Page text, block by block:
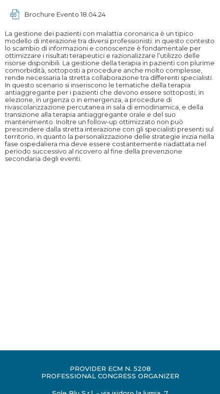
Brochure Evento 18.04.24
La gestione dei pazienti con malattia coronarica è un tipico
modello di interazione tra diversi professionisti: in questo contesto
lo scambio di informazioni e conoscenze è fondamentale per
ottimizzare i risultati terapeutici e razionalizzare l’utilizzo delle
risorse disponibili. La gestione della terapia in pazienti con plurime
comorbidità, sottoposti a procedure anche molto complesse,
rende necessaria la stretta collaborazione tra differenti specialisti.
In questo scenario si inseriscono le tematiche della terapia
antiaggregante per i pazienti che devono essere sottoposti, in
elezione, in urgenza o in emergenza, a procedure di
rivascolarizzazione percutanea in sala di emodinamica, e della
transizione alla terapia antiaggregante orale e del suo
mantenimento. Inoltre un follow-up ottimizzato non può
prescindere dalla stretta interazione con gli specialisti presenti sul
territorio, in quanto la personalizzazione delle strategie inizia nella
fase ospedaliera ma deve essere costantemente riadattata nel
periodo successivo al ricovero al fine della prevenzione
secondaria degli eventi.
PROVIDER ECM N. 5208
PROFESSIONAL CONGRESS ORGANIZER